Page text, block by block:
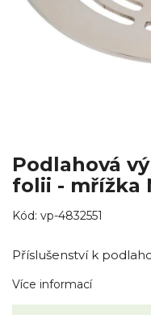
Podlahová
folii - mřížka
Kód: vp-4832551
Příslušenství k
Více informací